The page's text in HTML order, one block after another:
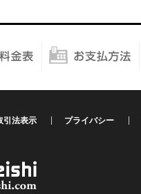
引法表示 プライバシー